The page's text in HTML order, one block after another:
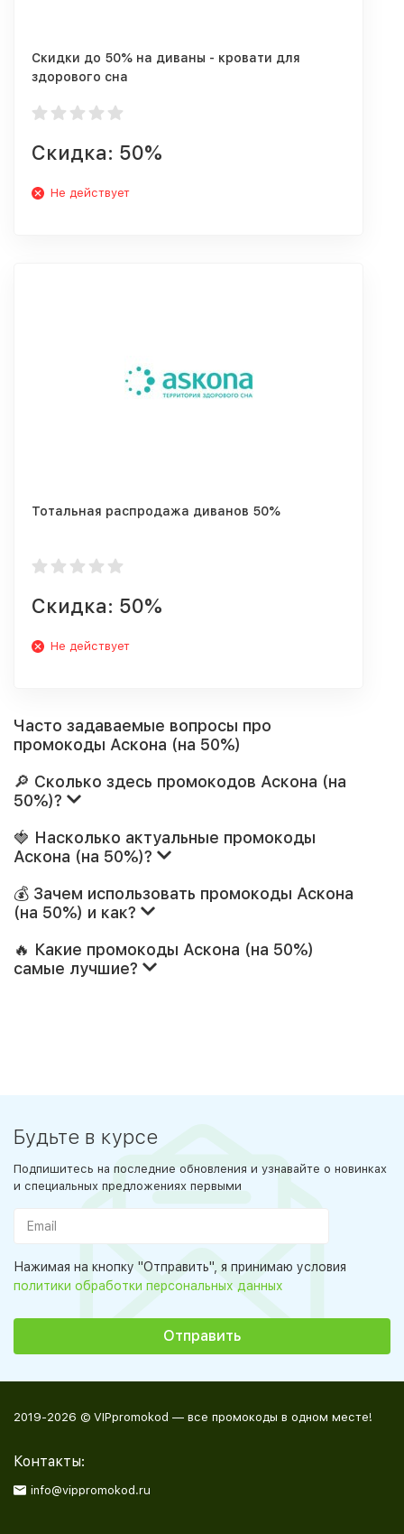
Скидки до 50% на диваны - кровати для
здорового сна
Скидка: 50%
Не действует
Тотальная распродажа диванов 50%
Скидка: 50%
Не действует
Часто задаваемые вопросы про
промокоды Аскона (на 50%)
🔎 Сколько здесь промокодов Аскона (на
50%)?
🍓 Насколько актуальные промокоды
Аскона (на 50%)?
💰 Зачем использовать промокоды Аскона
(на 50%) и как?
🔥 Какие промокоды Аскона (на 50%)
самые лучшие?
Будьте в курсе
Подпишитесь на последние обновления и узнавайте о новинках
и специальных предложениях первыми
Нажимая на кнопку "Отправить", я принимаю условия
политики обработки персональных данных
2019-2026 © VIPpromokod — все промокоды в одном месте!
Контакты:
info@vippromokod.ru